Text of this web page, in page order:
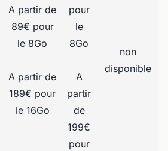
A partir de
89€ pour
le 8Go
A partir de
189€ pour
le 16Go
pour
le
8Go
A
partir
de
199€
pour
non
disponible